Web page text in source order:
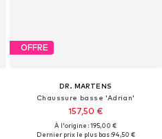
OFFRE
DR. MARTENS
Chaussure basse 'Adrian'
157,50 €
À l'origine : 195,00 €
Dernier prix le plus bas :94,50 €